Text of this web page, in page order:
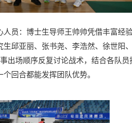
员：博士生导师王帅帅凭借丰富经
邱亚丽、张书尧、李浩然、徐世阳
出场顺序反复讨论战术，结合各队
回合都能发挥团队优势。